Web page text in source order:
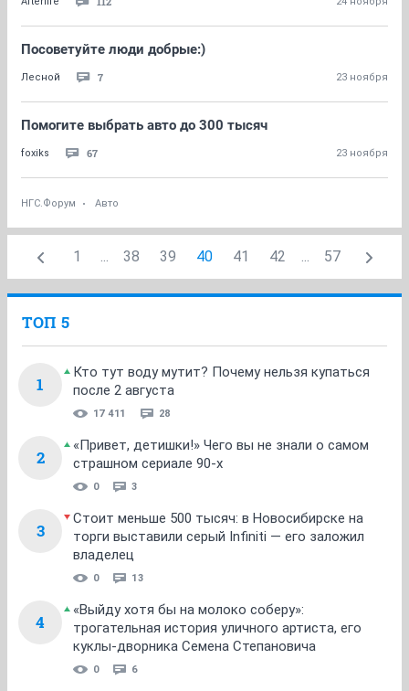
Посоветуйте люди добрые:)
Лесной 7 23 ноября
Помогите выбрать авто до 300 тысяч
foxiks 67 23 ноября
НГС.Форум Авто
1 ... 38 39 40 41 42 ... 57
ТОП 5
1
Кто тут воду мутит? Почему нельзя купаться
после 2 августа
17 411 28
2
«Привет, детишки!» Чего вы не знали о самом
страшном сериале 90-х
0 3
3
Стоит меньше 500 тысяч: в Новосибирске на
торги выставили серый Infiniti — его заложил
владелец
0 13
4
«Выйду хотя бы на молоко соберу»:
трогательная история уличного артиста, его
куклы-дворника Семена Степановича
0 6